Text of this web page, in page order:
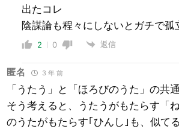
出たコレ
陰謀論も程々にしないとガチで孤
2 0 返信
匿名 3 年 前
「うたう」と「ほろびのうた」の共
そう考えると、うたうがもたらす「
のうたがもたらす｢ひんし｣も、似て